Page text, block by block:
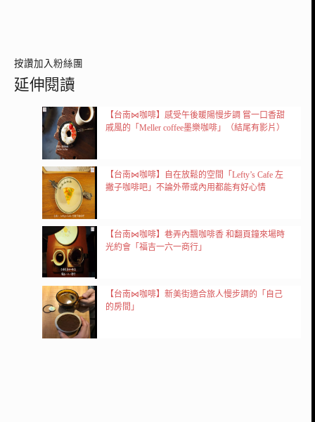
按讚加入粉絲團
延伸閱讀
【台南⋈咖啡】感受午後暖陽慢步調 嘗一口香甜
戚風的「Meller coffee墨樂咖啡」（結尾有影片）
【台南⋈咖啡】自在放鬆的空間「Lefty’s Cafe 左
撇子咖啡吧」不論外帶或內用都能有好心情
【台南⋈咖啡】巷弄內飄咖啡香 和翻頁鐘來場時
光約會「福吉一六一商行」
【台南⋈咖啡】新美街適合旅人慢步調的「自己
的房間」